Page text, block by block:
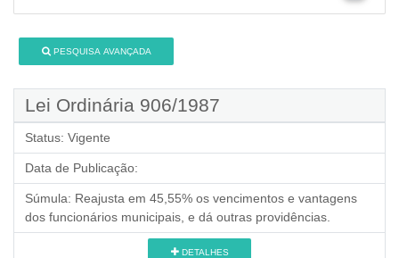
PESQUISA AVANÇADA
Lei Ordinária 906/1987
Status: Vigente
Data de Publicação:
Súmula: Reajusta em 45,55% os vencimentos e vantagens
dos funcionários municipais, e dá outras providências.
DETALHES